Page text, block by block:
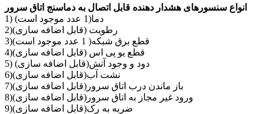
انواع سنسورهای هشدار دهنده قابل اتصال به دماسنج اتاق سرور
1) دما(1 عدد موجود است)
2)رطوبت (قابل اضافه سازی)
3)قطع برق شبکه( 1 عدد موجود است)
4)قطع یو پی اس (قابل اضافه سازی)
5) دود و وجود آتش(قابل اضافه سازی)
6)نشت آب(قابل اضافه سازی)
7)باز ماندن درب اتاق سرور(قابل اضافه سازی)
8)ورود غیر مجاز به اتاق سرور(قابل اضافه سازی)
9)ضربه به رک(قابل اضافه سازی)